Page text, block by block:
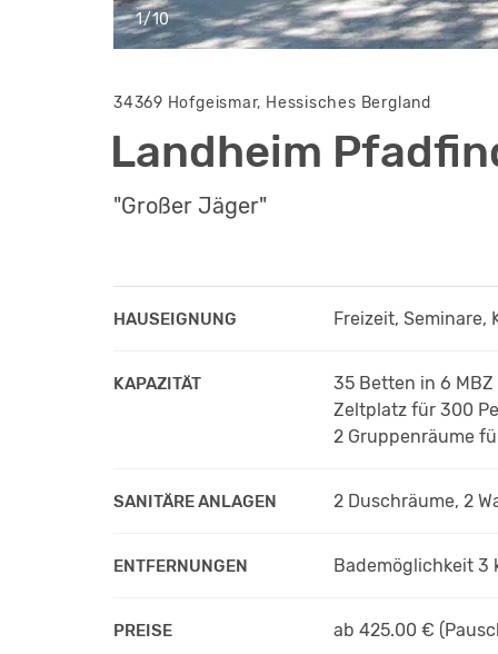
1/10
34369 Hofgeismar, Hessisches Bergland
Landheim
"Großer Jäger"
HAUSEIGNUNG Freizeit, Seminare,
KAPAZITÄT 35 Betten in 6 MBZ
Zeltplatz für 300
2 Gruppenräume
SANITÄRE ANLAGEN 2 Duschräume, 2
ENTFERNUNGEN Bademöglichkeit 3
PREISE ab 425.00 €